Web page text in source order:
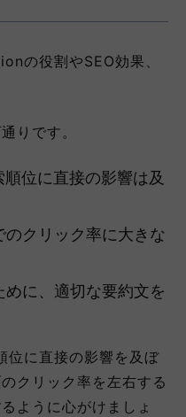
の役割やSEO効果、
りです。
位に直接の影響は及
クリック率に大きな
に、適切な要約文を
に直接の影響を及ぼ
クリック率を左右する
ように心がけましょ